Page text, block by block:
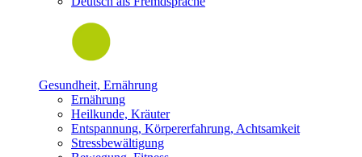
Gesundheit, Ernährung
Ernährung
Heilkunde, Kräuter
Entspannung, Körpererfahrung, Achtsamkeit
Stressbewältigung